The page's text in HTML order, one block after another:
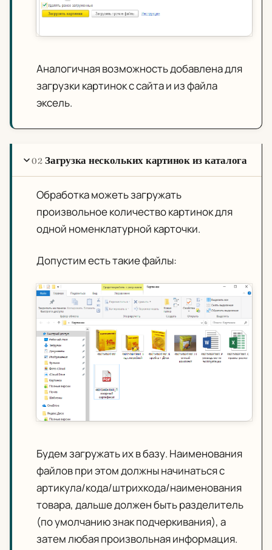
Аналогичная возможность добавлена для
загрузки картинок с сайта и из файла
эксель.
02 Загрузка нескольких картинок из каталога
Обработка можеть загружать
произвольное количество картинок для
одной номенклатурной карточки.
Допустим есть такие файлы:
Будем загружать их в базу. Наименования
файлов при этом должны начинаться с
артикула/кода/штрихкода/наименования
товара, дальше должен быть разделитель
(по умолчанию знак подчеркивания), а
затем любая произвольная информация.